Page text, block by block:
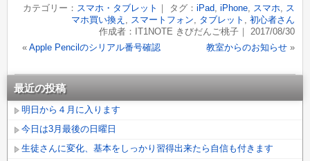
カテゴリー： スマホ・タブレット ｜ タグ： iPad, iPhone, スマホ, ス
マホ買い換え , スマートフォン, タブレット , 初心者さん
作成者：IT1NOTE きびだんご桃子｜ 2017/08/30
«Apple Pencilのシリアル番号確認 教室からのお知らせ»
最近の投稿
明日から４月に入ります
今日は3月最後の日曜日
生徒さんに変化、基本をしっかり習得出来たら自信も付きます